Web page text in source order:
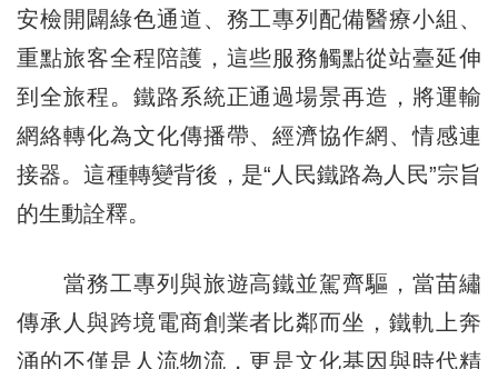
安檢開闢綠色通道、務工專列配備醫療小組、
重點旅客全程陪護，這些服務觸點從站臺延伸
到全旅程。鐵路系統正通過場景再造，將運輸
網絡轉化為文化傳播帶、經濟協作網、情感連
接器。這種轉變背後，是“人民鐵路為人民”宗旨
的生動詮釋。
當務工專列與旅遊高鐵並駕齊驅，當苗繡
傳承人與跨境電商創業者比鄰而坐，鐵軌上奔
涌的不僅是人流物流，更是文化基因與時代精